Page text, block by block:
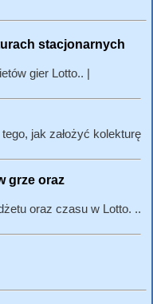
stacjonarnych
gier Lotto.. |
jak założyć kolekturę
grze oraz
oraz czasu w Lotto. ..